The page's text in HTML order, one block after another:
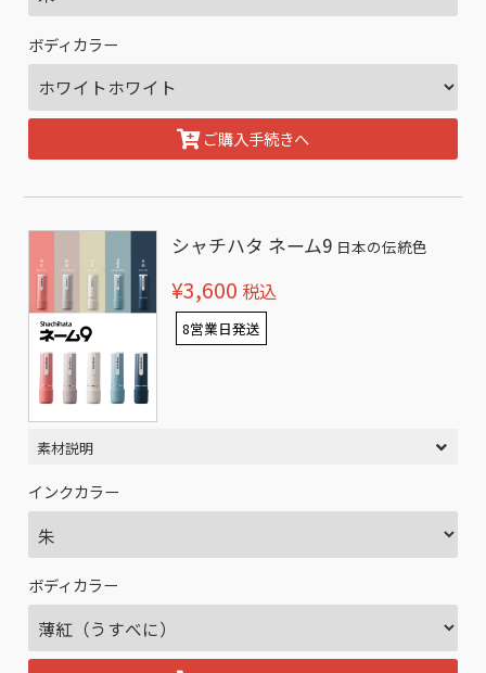
ボディカラー
ご購入手続きへ
シャチハタ ネーム9 日本の伝統色
¥3,600 税込
8営業日発送
素材説明
インクカラー
ボディカラー